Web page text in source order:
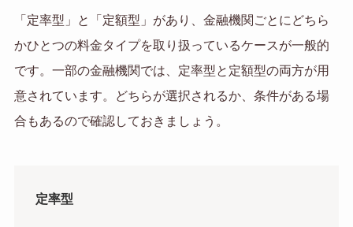
「定率型」と「定額型」があり、金融機関ごとにどちら
かひとつの料金タイプを取り扱っているケースが一般的
です。一部の金融機関では、定率型と定額型の両方が用
意されています。どちらが選択されるか、条件がある場
合もあるので確認しておきましょう。
定率型